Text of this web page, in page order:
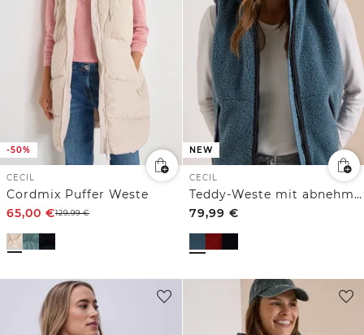
-50%
CECIL
Cordmix Puffer Weste
65,00 €129,99€
NEW
CECIL
Teddy-Weste mit abnehmbarer Kapuze
79,99 €